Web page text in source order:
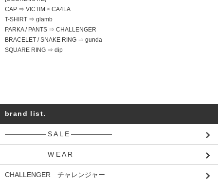
CAP ⇒ VICTIM × CA4LA
T-SHIRT ⇒ glamb
PARKA / PANTS ⇒ CHALLENGER
BRACELET / SNAKE RING ⇒ gunda
SQUARE RING ⇒ dip
brand list.
―――――― S A L E ――――――
―――――― W E A R ――――――
CHALLENGER チャレンジャー